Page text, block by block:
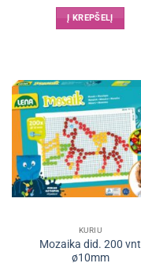
Į KREPŠELĮ
KURIU
Mozaika did. 200 vnt
ø10mm